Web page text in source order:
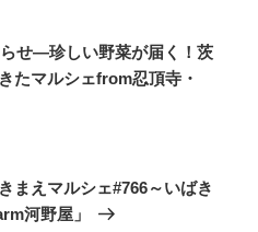
せ―珍しい野菜が届く！茨
たマルシェfrom忍頂寺・
まえマルシェ#766～いばき
河野屋」